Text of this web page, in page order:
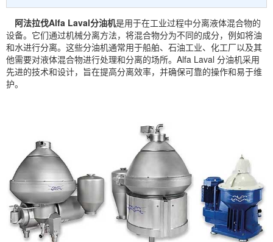
阿法拉伐Alfa Laval分油机是用于在工业过程中分离液体混合物的
设备。它们通过机械分离方法，将混合物分为不同的成分，例如将油
和水进行分离。这些分油机通常用于船舶、石油工业、化工厂以及其
他需要对液体混合物进行处理和分离的场所。Alfa Laval 分油机采用
先进的技术和设计，旨在提高分离效率，并确保可靠的操作和易于维
护。